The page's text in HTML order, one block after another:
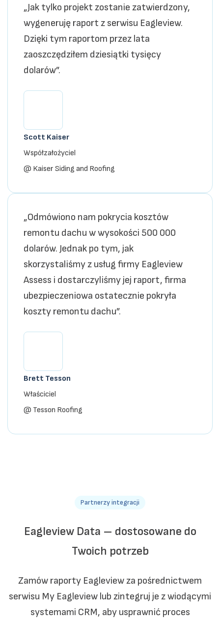
„Jak tylko projekt zostanie zatwierdzony,
wygeneruję raport z serwisu Eagleview.
Dzięki tym raportom przez lata
zaoszczędziłem dziesiątki tysięcy
dolarów”.
Scott Kaiser
Współzałożyciel
@ Kaiser Siding and Roofing
„Odmówiono nam pokrycia kosztów
remontu dachu w wysokości 500 000
dolarów. Jednak po tym, jak
skorzystaliśmy z usług firmy Eagleview
Assess i dostarczyliśmy jej raport, firma
ubezpieczeniowa ostatecznie pokryła
koszty remontu dachu”.
Brett Tesson
Właściciel
@ Tesson Roofing
Partnerzy integracji
Eagleview Data – dostosowane do
Twoich potrzeb
Zamów raporty Eagleview za pośrednictwem
serwisu My Eagleview lub zintegruj je z wiodącymi
systemami CRM, aby usprawnić proces